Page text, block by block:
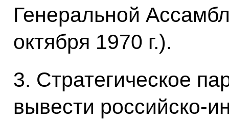
Генеральной
октября 1970 г.).
3. Стратегическое
вывести российско-